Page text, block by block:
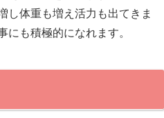
体重も増え活力も出てきま
にも積極的になれます。